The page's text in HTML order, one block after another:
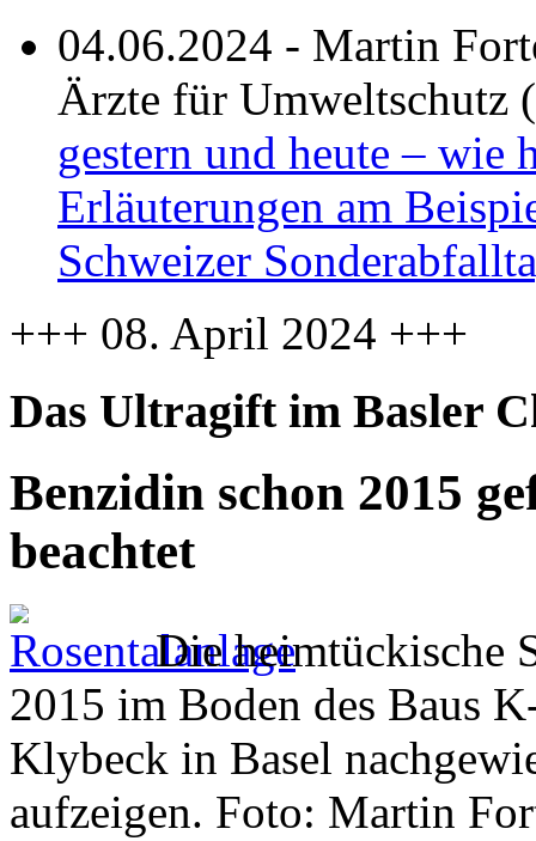
04.06.2024 - Martin
Ärzte für Umweltschutz
gestern und heute – wie
Erläuterungen am
Schweizer
+++ 08. April 2024 +++
Das Ultragift im Basler
Benzidin schon 2015
beachtet
Die heimtückische
2015 im Boden des Baus
Klybeck in Basel
aufzeigen. Foto: Martin